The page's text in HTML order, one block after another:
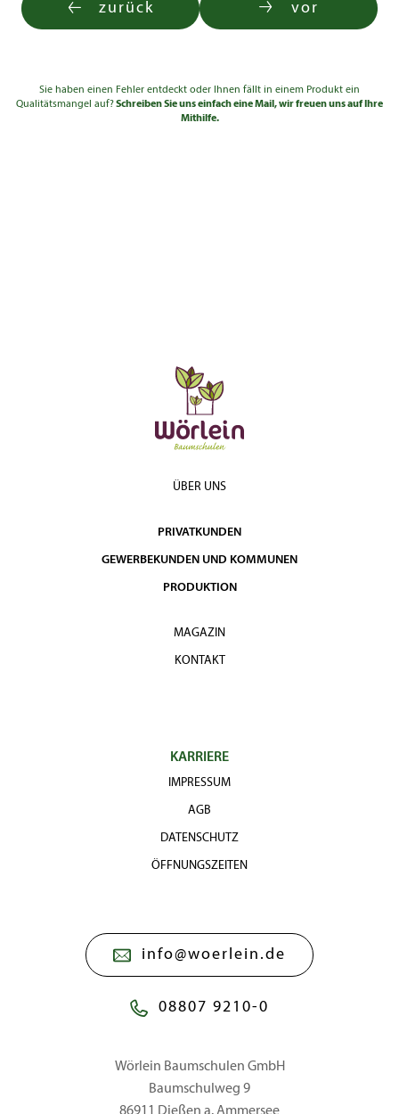
zurück vor
Sie haben einen Fehler entdeckt oder Ihnen fällt in einem Produkt ein
Qualitätsmangel auf?Schreiben Sie uns einfach eine Mail, wir freuen uns auf Ihre
Mithilfe.
ÜBER UNS
PRIVATKUNDEN
GEWERBEKUNDEN UND KOMMUNEN
PRODUKTION
MAGAZIN
KONTAKT
KARRIERE
IMPRESSUM
AGB
DATENSCHUTZ
ÖFFNUNGSZEITEN
info@woerlein.de
08807 9210-0
Wörlein Baumschulen GmbH
Baumschulweg 9